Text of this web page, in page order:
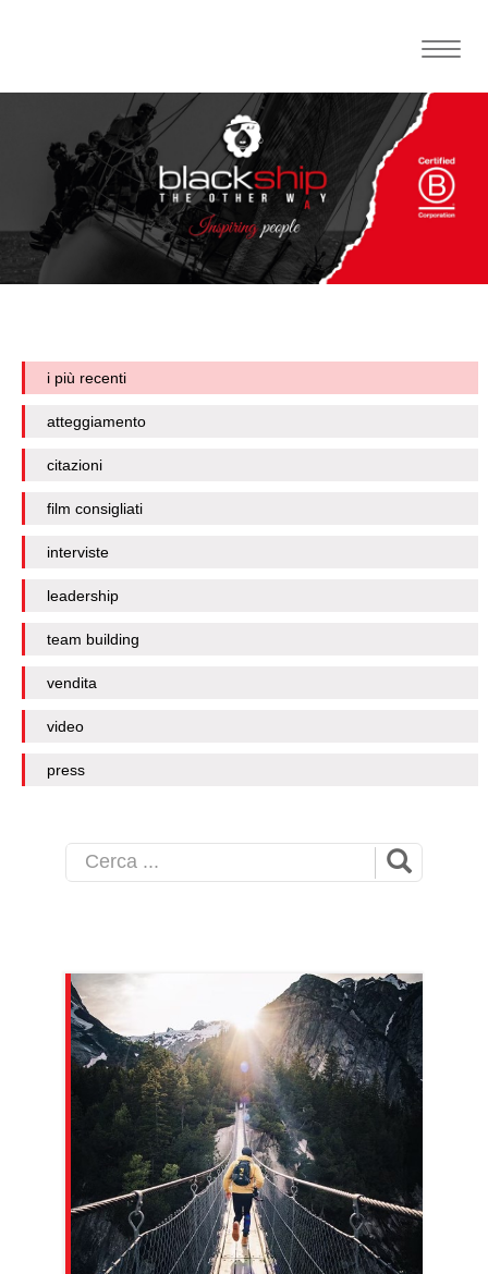
Toggle
i più recenti
atteggiamento
citazioni
film consigliati
interviste
leadership
team building
vendita
video
press